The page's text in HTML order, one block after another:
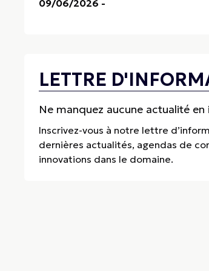
09/06/2026 -
LETTRE
Ne manquez aucune actualité
Inscrivez-vous à notre lettre
dernières actualités, agendas de
innovations dans le domaine.